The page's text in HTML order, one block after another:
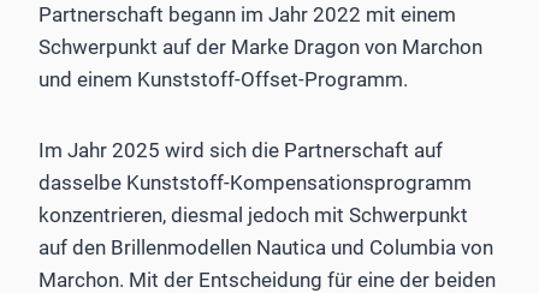
Partnerschaft begann im Jahr 2022 mit einem
Schwerpunkt auf der Marke Dragon von Marchon
und einem Kunststoff-Offset-Programm.
Im Jahr 2025 wird sich die Partnerschaft auf
dasselbe Kunststoff-Kompensationsprogramm
konzentrieren, diesmal jedoch mit Schwerpunkt
auf den Brillenmodellen Nautica und Columbia von
Marchon. Mit der Entscheidung für eine der beiden